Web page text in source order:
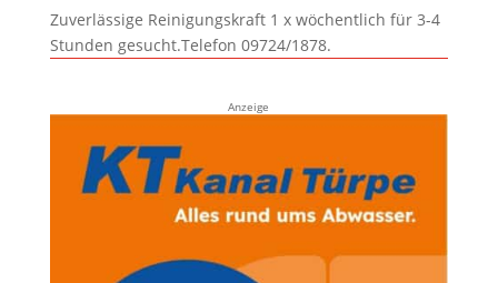
Zuverlässige Reinigungskraft 1 x wöchentlich für 3-4
Stunden gesucht.Telefon 09724/1878.
Anzeige